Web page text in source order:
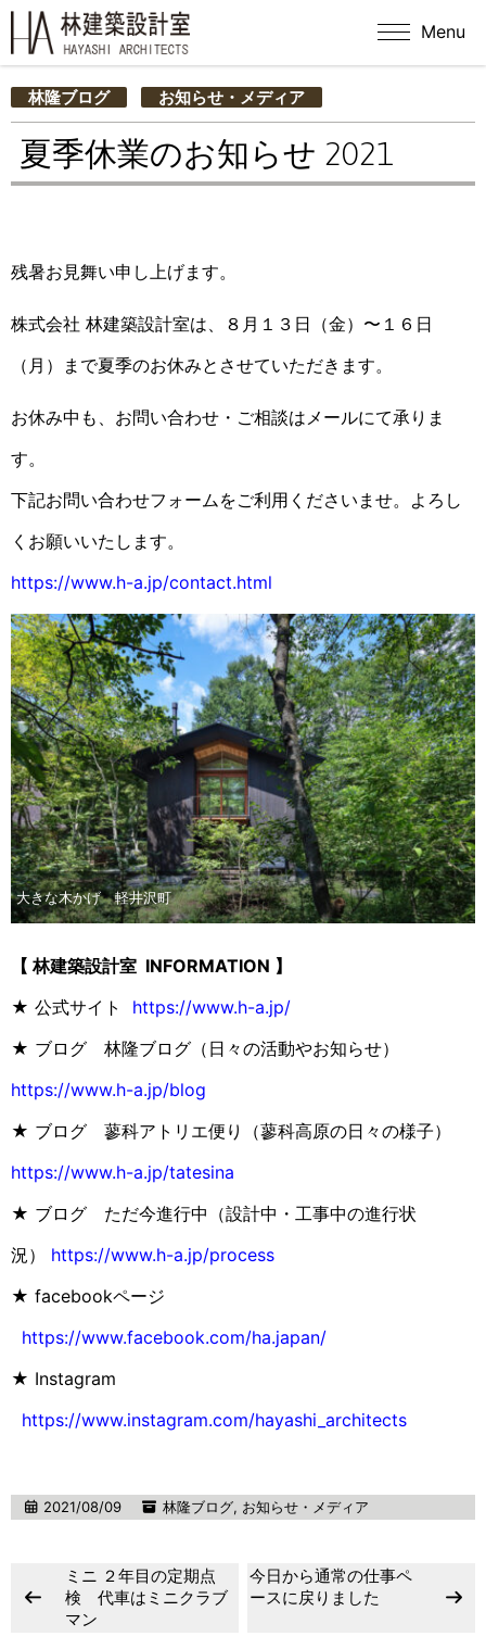
Menu
林隆ブログ お知らせ・メディア
夏季休業のお知らせ 2021
残暑お見舞い申し上げます。
株式会社 林建築設計室は、８月１３日（金）〜１６日
（月）まで夏季のお休みとさせていただきます。
お休み中も、お問い合わせ・ご相談はメールにて承りま
す。
下記お問い合わせフォームをご利用くださいませ。よろし
くお願いいたします。
https://www.h-a.jp/contact.html
大きな木かげ 軽井沢町
【 林建築設計室 INFORMATION 】
★ 公式サイト https://www.h-a.jp/
★ ブログ 林隆ブログ（日々の活動やお知らせ）
https://www.h-a.jp/blog
★ ブログ 蓼科アトリエ便り（蓼科高原の日々の様子）
https://www.h-a.jp/tatesina
★ ブログ ただ今進行中（設計中・工事中の進行状
況） https://www.h-a.jp/process
★ facebookページ
https://www.facebook.com/ha.japan/
★ Instagram
https://www.instagram.com/hayashi_architects
2021/08/09 林隆ブログ, お知らせ・メディア
ミニ ２年目の定期点
検 代車はミニクラブ
マン
今日から通常の仕事ペ
ースに戻りました